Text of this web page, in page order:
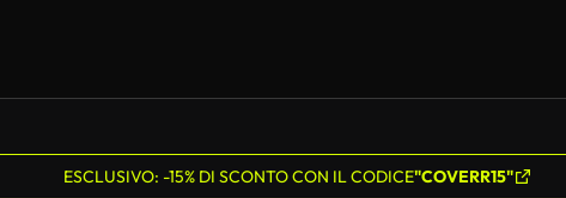
ESCLUSIVO: -15% DI SCONTO CON IL CODICE"COVERR15"